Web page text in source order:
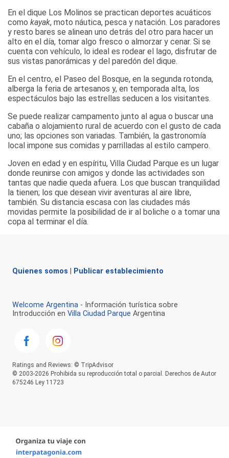
En el dique Los Molinos se practican deportes acuáticos
como kayak, moto náutica, pesca y natación. Los paradores
y resto bares se alinean uno detrás del otro para hacer un
alto en el día, tomar algo fresco o almorzar y cenar. Si se
cuenta con vehículo, lo ideal es rodear el lago, disfrutar de
sus vistas panorámicas y del paredón del dique.
En el centro, el Paseo del Bosque, en la segunda rotonda,
alberga la feria de artesanos y, en temporada alta, los
espectáculos bajo las estrellas seducen a los visitantes.
Se puede realizar campamento junto al agua o buscar una
cabaña o alojamiento rural de acuerdo con el gusto de cada
uno; las opciones son variadas. También, la gastronomía
local impone sus comidas y parrilladas al estilo campero.
Joven en edad y en espíritu, Villa Ciudad Parque es un lugar
donde reunirse con amigos y donde las actividades son
tantas que nadie queda afuera. Los que buscan tranquilidad
la tienen; los que desean vivir aventuras al aire libre,
también. Su distancia escasa con las ciudades más
movidas permite la posibilidad de ir al boliche o a tomar una
copa al terminar el día.
Quienes somos Publicar establecimiento
Welcome Argentina - Información turística sobre
Introducción en Villa Ciudad Parque Argentina
Ratings and Reviews: © TripAdvisor
© 2003-2026 Prohibida su reproducción total o parcial. Derechos de Autor
675246 Ley 11723